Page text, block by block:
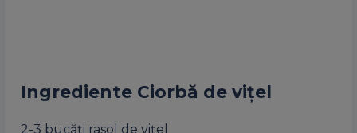
Ingrediente Ciorbă de vițel
2-3 bucăți rasol de vițel